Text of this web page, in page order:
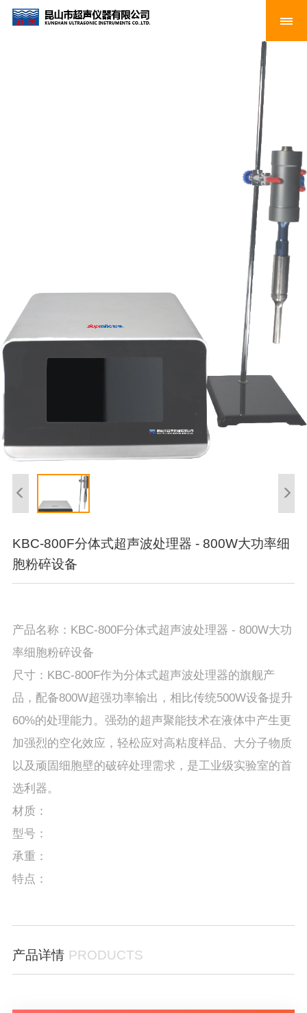
KBC-800F分体式超声波处理器 - 800W大功率细
胞粉碎设备
产品名称：KBC-800F分体式超声波处理器 - 800W大功
率细胞粉碎设备
尺寸：KBC-800F作为分体式超声波处理器的旗舰产
品，配备800W超强功率输出，相比传统500W设备提升
60%的处理能力。强劲的超声聚能技术在液体中产生更
加强烈的空化效应，轻松应对高粘度样品、大分子物质
以及顽固细胞壁的破碎处理需求，是工业级实验室的首
选利器。
材质：
型号：
承重：
特点：
产品详情 PRODUCTS